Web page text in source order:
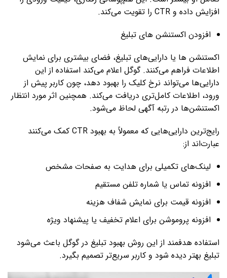
افزایش داده و CTR را تقویت می‌کند.
افزودن اکستنشن‌ های تبلیغ
اکستنشن‌ ها یا دارایی‌های تبلیغ، فضای بیشتری برای نمایش
اطلاعات فراهم می‌کنند. گوگل اعلام می‌کند استفاده از این
دارایی‌ها می‌تواند نرخ کلیک را بهبود دهد، چون کاربر پیش از
ورود، اطلاعات کامل‌تری دریافت می‌کند. همچنین اثر مورد انتظار
اکستنشن‌ها در رتبه آگهی لحاظ می‌شود.
رایج‌ترین دارایی‌هایی که معمولاً به بهبود CTR کمک می‌کنند
عبارت‌اند از:
لینک‌های تکمیلی برای هدایت به صفحات مشخص
افزونه تماس یا شماره تلفن مستقیم
افزونه قیمت برای نمایش شفاف هزینه
افزونه پروموشن برای اعلام تخفیف یا پیشنهاد ویژه
استفاده هدفمند از این روش بهبود تبلیغ در گوگل باعث می‌شود
تبلیغ بهتر دیده شود و کاربر سریع‌تر تصمیم بگیرد.